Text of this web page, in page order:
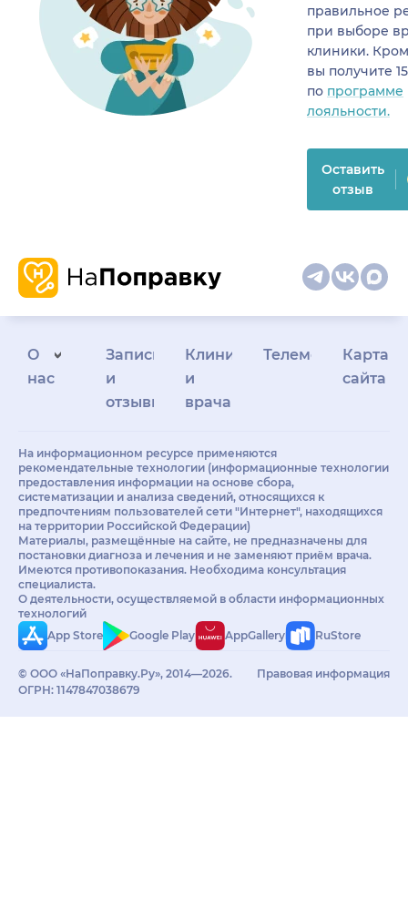
правильное
при выборе
клиники.
вы получите
по программе
лояльности.
Оставить
отзыв
О
нас
Запись
и
отзывы
Клиникам
и
врачам
Телемедицина
Карта
сайта
На информационном ресурсе применяются
рекомендательные технологии (информационные технологии
предоставления информации на основе сбора,
систематизации и анализа сведений, относящихся к
предпочтениям пользователей сети "Интернет", находящихся
на территории Российской Федерации)
Материалы, размещённые на сайте, не предназначены для
постановки диагноза и лечения и не заменяют приём врача.
Имеются противопоказания. Необходима консультация
специалиста.
О деятельности, осуществляемой в области информационных
технологий
App Store
Google Play AppGallery RuStore
© ООО «НаПоправку.Ру», 2014—2026.
ОГРН: 1147847038679
Правовая информация